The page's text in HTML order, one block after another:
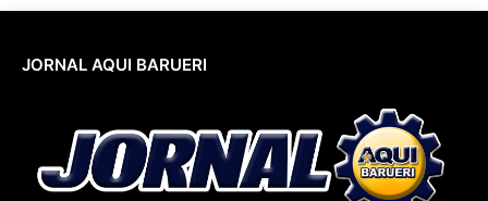
JORNAL AQUI BARUERI